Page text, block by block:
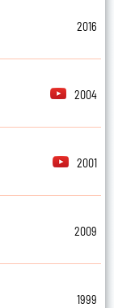
2016
2004
2001
2009
1999